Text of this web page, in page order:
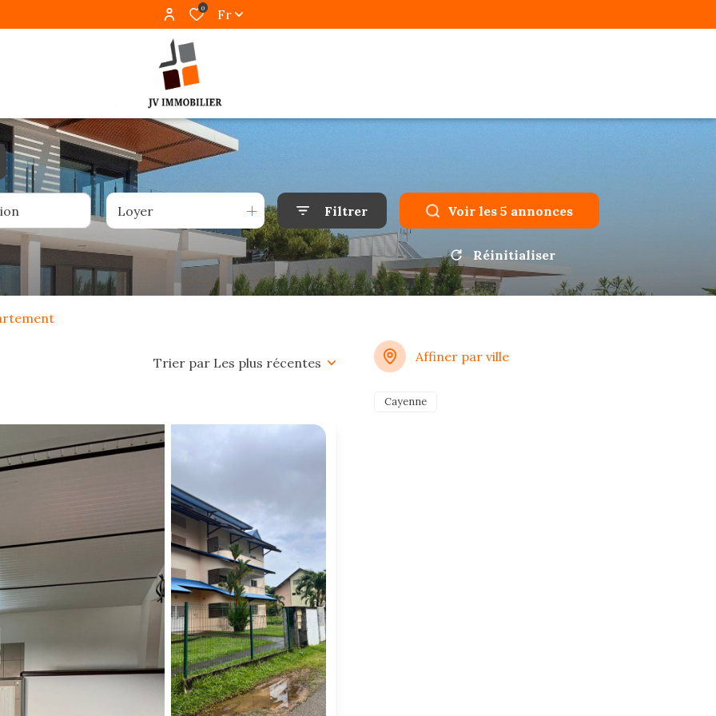
0 Fr
Loyer Filtrer Voir les 5 annonces
Réinitialiser
Trier par Les plus récentes Affiner par ville
Cayenne